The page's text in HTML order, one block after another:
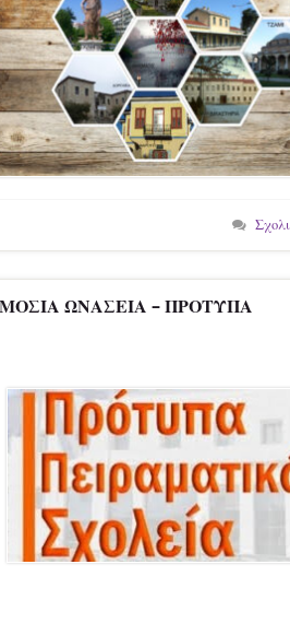
ΩΝΑΣΕΙΑ – ΠΡΟΤΥΠΑ